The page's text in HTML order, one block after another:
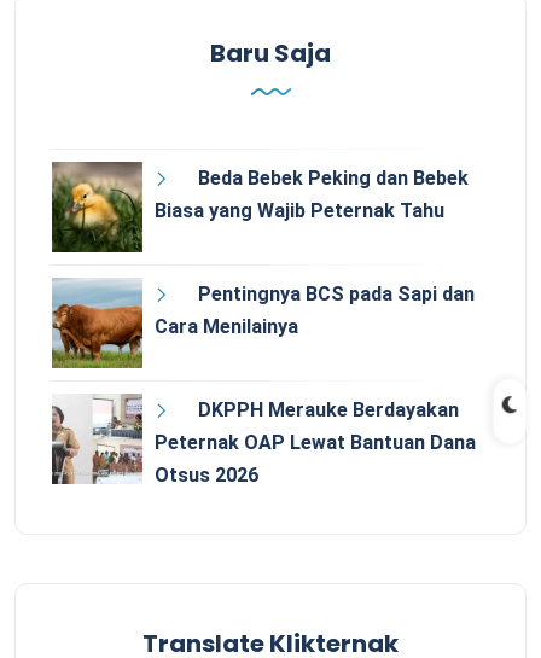
Baru Saja
Beda Bebek Peking dan Bebek
Biasa yang Wajib Peternak Tahu
Pentingnya BCS pada Sapi dan
Cara Menilainya
DKPPH Merauke Berdayakan
Peternak OAP Lewat Bantuan Dana
Otsus 2026
Translate Klikternak